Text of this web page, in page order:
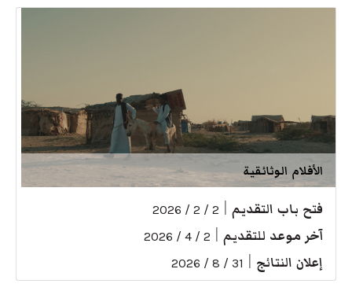
الأفلام الوثائقية
فتح باب التقديم 2 / 2 / 2026
آخر موعد للتقديم 2 / 4 / 2026
إعلان النتائج 31 / 8 / 2026